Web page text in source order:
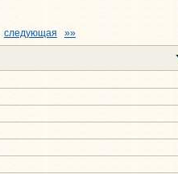
следующая »»